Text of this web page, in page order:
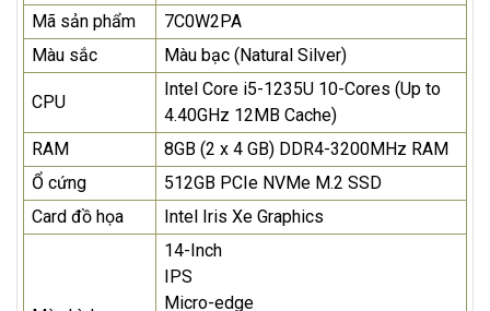
Mã sản phẩm
7C0W2PA
Màu sắc
Màu bạc (Natural Silver)
CPU
Intel Core i5-1235U 10-Cores (Up to
4.40GHz 12MB Cache)
RAM
8GB (2 x 4 GB) DDR4-3200MHz RAM
Ổ cứng
512GB PCIe NVMe M.2 SSD
Card đồ họa
Intel Iris Xe Graphics
14-Inch
IPS
Micro-edge